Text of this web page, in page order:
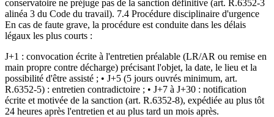
conservatoire ne préjuge pas de la sanction définitive (art. R.6352-3
alinéa 3 du Code du travail). 7.4 Procédure disciplinaire d'urgence
En cas de faute grave, la procédure est conduite dans les délais
légaux les plus courts :
J+1 : convocation écrite à l'entretien préalable (LR/AR ou remise en
main propre contre décharge) précisant l'objet, la date, le lieu et la
possibilité d'être assisté ; • J+5 (5 jours ouvrés minimum, art.
R.6352-5) : entretien contradictoire ; • J+7 à J+30 : notification
écrite et motivée de la sanction (art. R.6352-8), expédiée au plus tôt
24 heures après l'entretien et au plus tard un mois après.